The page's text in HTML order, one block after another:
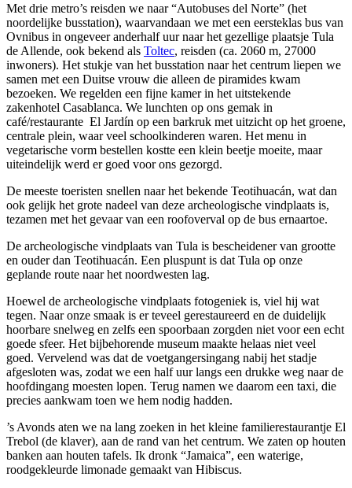
Met drie metro’s reisden we naar “Autobuses del Norte” (het
noordelijke busstation), waarvandaan we met een eersteklas bus van
Ovnibus in ongeveer anderhalf uur naar het gezellige plaatsje Tula
de Allende, ook bekend als Toltec, reisden (ca. 2060 m, 27000
inwoners). Het stukje van het busstation naar het centrum liepen we
samen met een Duitse vrouw die alleen de piramides kwam
bezoeken. We regelden een fijne kamer in het uitstekende
zakenhotel Casablanca. We lunchten op ons gemak in
café/restaurante El Jardín op een barkruk met uitzicht op het groene,
centrale plein, waar veel schoolkinderen waren. Het menu in
vegetarische vorm bestellen kostte een klein beetje moeite, maar
uiteindelijk werd er goed voor ons gezorgd.
De meeste toeristen snellen naar het bekende Teotihuacán, wat dan
ook gelijk het grote nadeel van deze archeologische vindplaats is,
tezamen met het gevaar van een roofoverval op de bus ernaartoe.
De archeologische vindplaats van Tula is bescheidener van grootte
en ouder dan Teotihuacán. Een pluspunt is dat Tula op onze
geplande route naar het noordwesten lag.
Hoewel de archeologische vindplaats fotogeniek is, viel hij wat
tegen. Naar onze smaak is er teveel gerestaureerd en de duidelijk
hoorbare snelweg en zelfs een spoorbaan zorgden niet voor een echt
goede sfeer. Het bijbehorende museum maakte helaas niet veel
goed. Vervelend was dat de voetgangersingang nabij het stadje
afgesloten was, zodat we een half uur langs een drukke weg naar de
hoofdingang moesten lopen. Terug namen we daarom een taxi, die
precies aankwam toen we hem nodig hadden.
’s Avonds aten we na lang zoeken in het kleine familierestaurantje El
Trebol (de klaver), aan de rand van het centrum. We zaten op houten
banken aan houten tafels. Ik dronk “Jamaica”, een waterige,
roodgekleurde limonade gemaakt van Hibiscus.